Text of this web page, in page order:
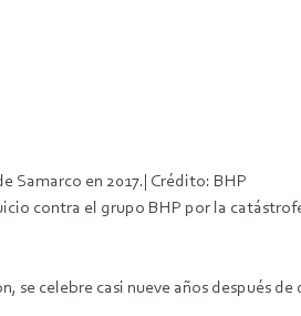
Samarco en 2017.| Crédito: BHP
contra el grupo BHP por la
se celebre casi nueve años después